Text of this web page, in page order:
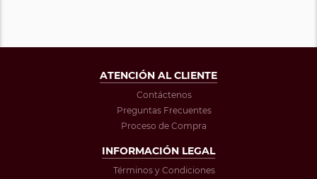
ATENCIÓN AL CLIENTE
Contáctenos
Preguntas Frecuentes
Proceso de Compra
INFORMACIÓN LEGAL
Términos y Condiciones